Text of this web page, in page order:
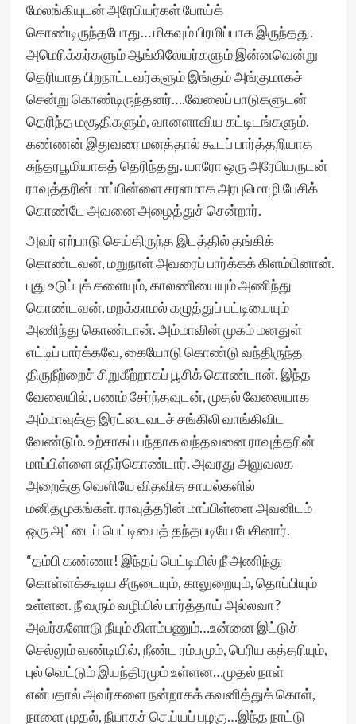
மேலங்கியுடன் அரேபியர்கள் போய்க்
கொண்டிருந்தபோது… மிகவும் பிரமிப்பாக இருந்தது.
அமெரிக்கர்களும் ஆங்கிலேயர்களும் இன்னவென்று
தெரியாத பிறநாட்டவர்களும் இங்கும் அங்குமாகச்
சென்று கொண்டிருந்தனர்….வேலைப் பாடுகளுடன்
தெரிந்த மசூதிகளும், வானளாவிய கட்டிடங்களும்.
கண்ணன் இதுவரை மனத்தால் கூடப் பார்த்தறியாத
சுந்தரபூமியாகத் தெரிந்தது. யாரோ ஒரு அரேபியருடன்
ராவுத்தரின் மாப்பின்ளை சரளமாக அரபுமொழி பேசிக்
கொண்டே அவனை அழைத்துச் சென்றார்.
அவர் ஏற்பாடு செய்திருந்த இடத்தில் தங்கிக்
கொண்டவன், மறுநாள் அவரைப் பார்க்கக் கிளம்பினான்.
புது உடுப்புக் களையும், காலணியையும் அணிந்து
கொண்டவன், மறக்காமல் கழுத்துப் பட்டியையும்
அணிந்து கொண்டான். அம்மாவின் முகம் மனதுள்
எட்டிப் பார்க்கவே, கையோடு கொண்டு வந்திருந்த
திருநீற்றைச் சிறுகீற்றாகப் பூசிக் கொண்டான். இந்த
வேலையில், பணம் சேர்ந்தவுடன், முதல் வேலையாக
அம்மாவுக்கு இரட்டைவடச் சங்கிலி வாங்கிவிட
வேண்டும். உற்சாகப் பந்தாக வந்தவனை ராவுத்தரின்
மாப்பிள்ளை எதிர்கொண்டார். அவரது அலுவலக
அறைக்கு வெளியே விதவித சாயல்களில்
மனிதமுகங்கள். ராவுத்தரின் மாப்பிள்ளை அவனிடம்
ஒரு அட்டைப் பெட்டியைத் தந்தபடியே பேசினார்.
“தம்பி கண்ணா! இந்தப் பெட்டியில் நீ அணிந்து
கொள்ளக்கூடிய சீருடையும், காலுறையும், தொப்பியும்
உள்ளன. நீ வரும் வழியில் பார்த்தாய் அல்லவா?
அவர்களோடு நீயும் கிளம்பணும்…உன்னை இட்டுச்
செல்லும் வண்டியில், நீண்ட ரம்பமும், பெரிய கத்தரியும்,
புல் வெட்டும் இயந்திரமும் உள்ளன…முதல் நாள்
என்பதால் அவர்களை நன்றாகக் கவனித்துக் கொள்,
நாளை முதல், நீயாகச் செய்யப் பழகு…இந்த நாட்டு